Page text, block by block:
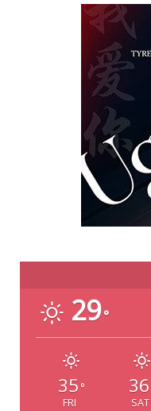
29°
35 °
FRI
36
SAT